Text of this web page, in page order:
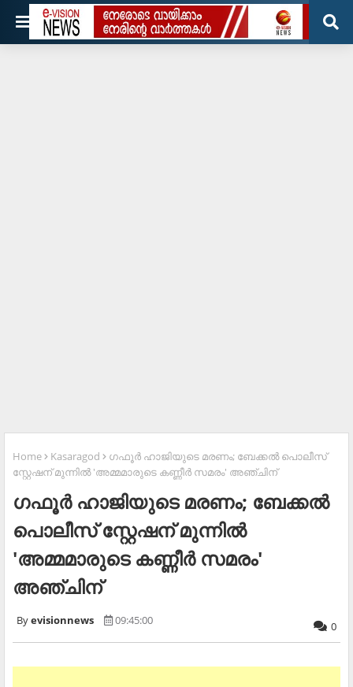
Home Kasaragod
ഗഫൂര്‍ ഹാജിയുടെ മരണം; ബേക്കല്‍ പൊലീസ്
സ്റ്റേഷന് മുന്നില്‍ 'അമ്മമാരുടെ കണ്ണീര്‍ സമരം' അഞ്ചിന്
ഗഫൂര്‍ ഹാജിയുടെ മരണം; ബേക്കല്‍
പൊലീസ് സ്റ്റേഷന് മുന്നില്‍
'അമ്മമാരുടെ കണ്ണീര്‍ സമരം'
അഞ്ചിന്
evisionnews 09:45:00 0